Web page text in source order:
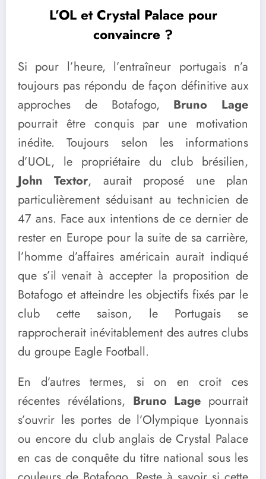
L’OL et Crystal Palace pour
convaincre ?
Si pour l’heure, l’entraîneur portugais n’a
toujours pas répondu de façon définitive aux
approches de Botafogo, Bruno Lage
pourrait être conquis par une motivation
inédite. Toujours selon les informations
d’UOL, le propriétaire du club brésilien,
John Textor, aurait proposé une plan
particulièrement séduisant au technicien de
47 ans. Face aux intentions de ce dernier de
rester en Europe pour la suite de sa carrière,
l’homme d’affaires américain aurait indiqué
que s’il venait à accepter la proposition de
Botafogo et atteindre les objectifs fixés par le
club cette saison, le Portugais se
rapprocherait inévitablement des autres clubs
du groupe Eagle Football.
En d’autres termes, si on en croit ces
récentes révélations, Bruno Lage pourrait
s’ouvrir les portes de l’Olympique Lyonnais
ou encore du club anglais de Crystal Palace
en cas de conquête du titre national sous les